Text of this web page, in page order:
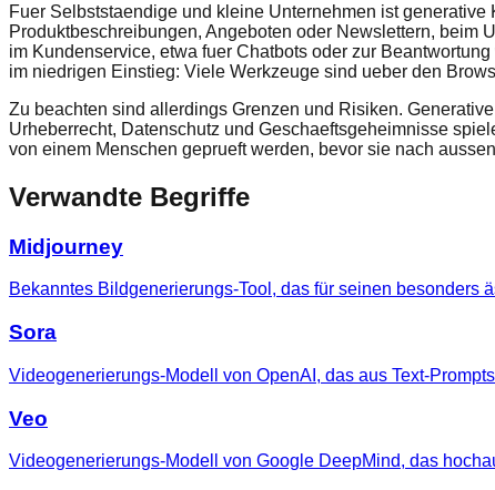
Fuer Selbststaendige und kleine Unternehmen ist
Produktbeschreibungen, Angeboten oder Newslettern, beim
im Kundenservice, etwa fuer Chatbots oder zur
im niedrigen Einstieg: Viele Werkzeuge sind ueber den
Zu beachten sind allerdings Grenzen und Risiken.
Urheberrecht, Datenschutz und Geschaeftsgeheimnisse
von einem Menschen geprueft werden, bevor sie nach
Verwandte Begriffe
Midjourney
Bekanntes Bildgenerierungs-Tool, das für seinen
Sora
Videogenerierungs-Modell von OpenAI, das aus Text-
Veo
Videogenerierungs-Modell von Google DeepMind, das